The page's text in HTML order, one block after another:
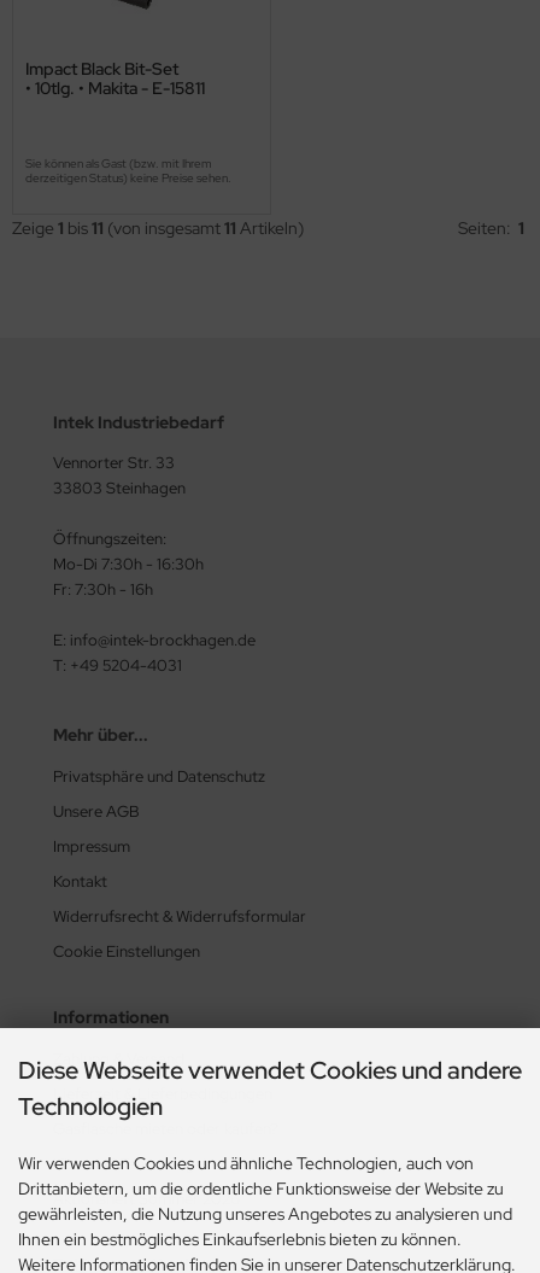
Impact Black Bit-Set
• 10tlg. • Makita - E-15811
Sie können als Gast (bzw. mit Ihrem
derzeitigen Status) keine Preise sehen.
Zeige 1 bis11 (von insgesamt11 Artikeln) Seiten: 1
Intek Industriebedarf
Vennorter Str. 33
33803 Steinhagen
Öffnungszeiten:
Mo-Di 7:30h - 16:30h
Fr: 7:30h - 16h
E: info@intek-brockhagen.de
T: +49 5204-4031
Mehr über...
Privatsphäre und Datenschutz
Unsere AGB
Impressum
Kontakt
Widerrufsrecht & Widerrufsformular
Cookie Einstellungen
Informationen
Zahlung & Versand
Lieferzeit & Lieferbedingungen
Historie? Fehlanzeige!
Aktionsheft Sommer 2026
Zahlungsmethoden
Diese Webseite verwendet Cookies und andere
Technologien
Wir verwenden Cookies und ähnliche Technologien, auch von
Drittanbietern, um die ordentliche Funktionsweise der Website zu
gewährleisten, die Nutzung unseres Angebotes zu analysieren und
Ihnen ein bestmögliches Einkaufserlebnis bieten zu können.
Weitere Informationen finden Sie in unserer Datenschutzerklärung.